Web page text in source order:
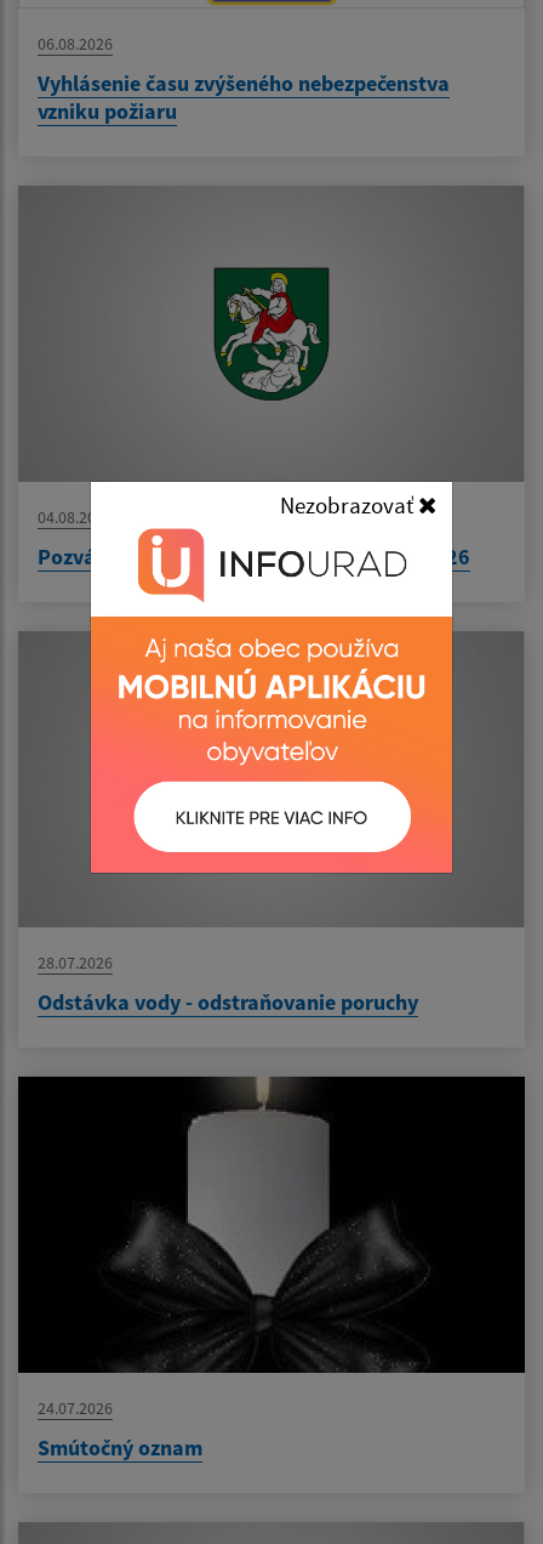
Nezobrazovať
06.08.2026
Vyhlásenie času zvýšeného nebezpečenstva
vzniku požiaru
04.08.2026
Pozvánka na zasadnutie ObZ dňa 10.08.2026
28.07.2026
Odstávka vody - odstraňovanie poruchy
24.07.2026
Smútočný oznam